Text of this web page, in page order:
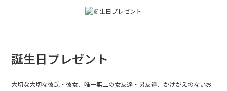
誕生日プレゼント
大切な大切な彼氏・彼女、唯一無二の女友達・男友達、かけがえのないお